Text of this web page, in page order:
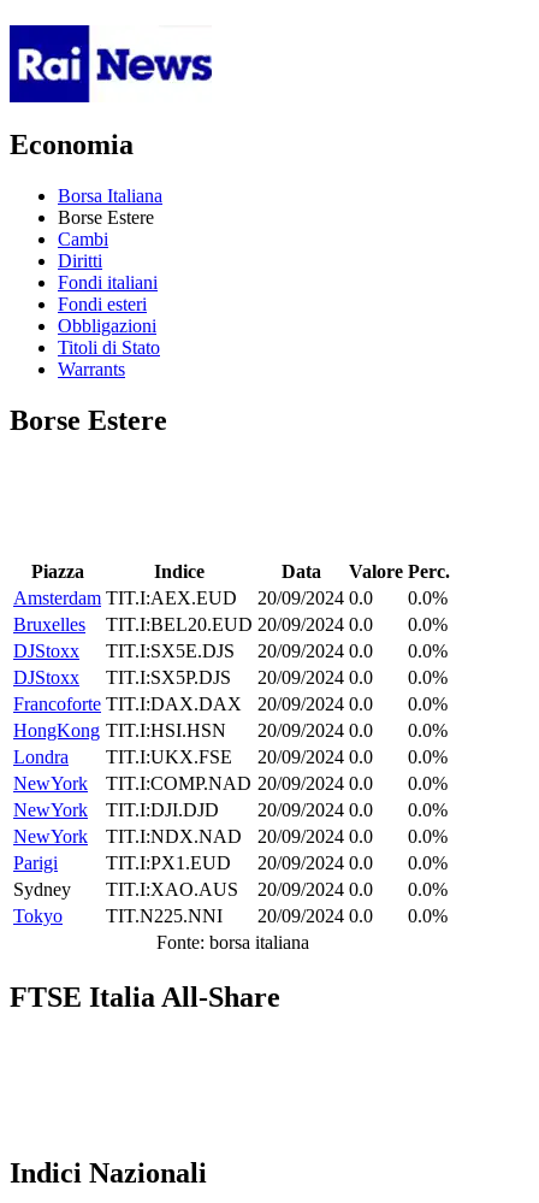
Economia
Borsa Italiana
Borse Estere
Cambi
Diritti
Fondi italiani
Fondi esteri
Obbligazioni
Titoli di Stato
Warrants
Borse Estere
Piazza Indice Data Valore Perc.
Amsterdam TIT.I:AEX.EUD 20/09/2024 0.0
0.0%
Bruxelles
TIT.I:BEL20.EUD 20/09/2024 0.0
0.0%
DJStoxx
TIT.I:SX5E.DJS 20/09/2024 0.0
0.0%
DJStoxx
TIT.I:SX5P.DJS 20/09/2024 0.0
0.0%
Francoforte TIT.I:DAX.DAX 20/09/2024 0.0
0.0%
HongKong TIT.I:HSI.HSN 20/09/2024 0.0
0.0%
Londra
TIT.I:UKX.FSE 20/09/2024 0.0
0.0%
NewYork
TIT.I:COMP.NAD 20/09/2024 0.0
0.0%
NewYork
TIT.I:DJI.DJD 20/09/2024 0.0
0.0%
NewYork
TIT.I:NDX.NAD 20/09/2024 0.0
0.0%
Parigi
TIT.I:PX1.EUD 20/09/2024 0.0
0.0%
Sydney
TIT.I:XAO.AUS 20/09/2024 0.0
0.0%
Tokyo
TIT.N225.NNI 20/09/2024 0.0
0.0%
Fonte: borsa italiana
FTSE Italia All-Share
Indici Nazionali